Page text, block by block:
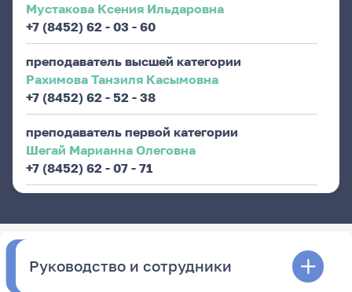
Мустакова Ксения Ильдаровна
+7 (8452) 62 - 03 - 60
преподаватель высшей категории
Рахимова Танзиля Касымовна
+7 (8452) 62 - 52 - 38
преподаватель первой категории
Шегай Марианна Олеговна
+7 (8452) 62 - 07 - 71
Руководство и сотрудники